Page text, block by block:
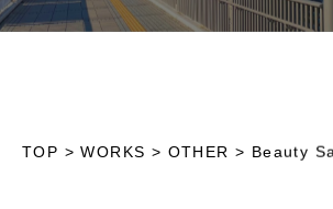
TOP >WORKS > OTHER > Beauty